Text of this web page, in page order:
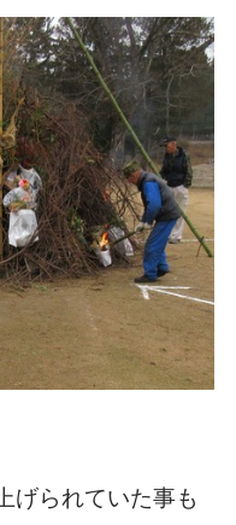
げられていた事も